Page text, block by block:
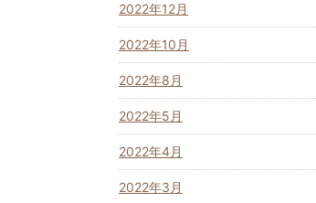
2022年12月
2022年10月
2022年8月
2022年5月
2022年4月
2022年3月